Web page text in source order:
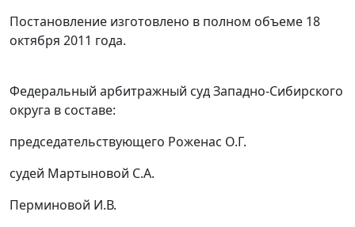
Постановление изготовлено в полном объеме 18
октября 2011 года.
Федеральный арбитражный суд Западно-Сибирского
округа в составе:
председательствующего Роженас О.Г.
судей Мартыновой С.А.
Перминовой И.В.